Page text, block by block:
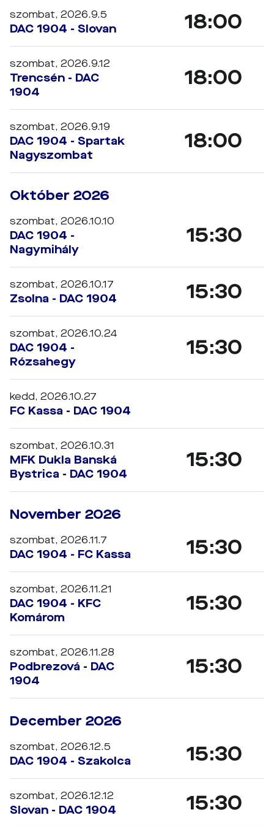
szombat, 2026.9.5
DAC 1904 - Slovan 18:00
szombat, 2026.9.12
Trencsén - DAC
1904
18:00
szombat, 2026.9.19
DAC 1904 - Spartak
Nagyszombat
18:00
Október 2026
szombat, 2026.10.10
DAC 1904 -
Nagymihály
15:30
szombat, 2026.10.17
Zsolna - DAC 1904 15:30
szombat, 2026.10.24
DAC 1904 -
Rózsahegy
15:30
kedd, 2026.10.27
FC Kassa - DAC 1904
szombat, 2026.10.31
MFK Dukla Banská
Bystrica - DAC 1904
15:30
November 2026
szombat, 2026.11.7
DAC 1904 - FC Kassa 15:30
szombat, 2026.11.21
DAC 1904 - KFC
Komárom
15:30
szombat, 2026.11.28
Podbrezová - DAC
1904
15:30
December 2026
szombat, 2026.12.5
DAC 1904 - Szakolca 15:30
szombat, 2026.12.12
Slovan - DAC 1904 15:30